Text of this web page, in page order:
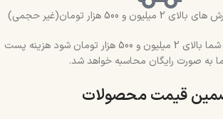
500 هزار تومان(غیر حجمی)
چنانچه جمع سبد خرید شما بالای 2 میلیون و 500 هزار تومان شود هزینه پست
به صورت رایگان محاسبه خواهد شد.
قیمت محصولات